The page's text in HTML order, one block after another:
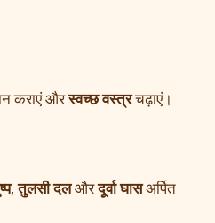
कराएं औरस्वच्छ वस्त्रचढ़ाएं।
,तुलसी दलऔरदूर्वा घासअर्पित